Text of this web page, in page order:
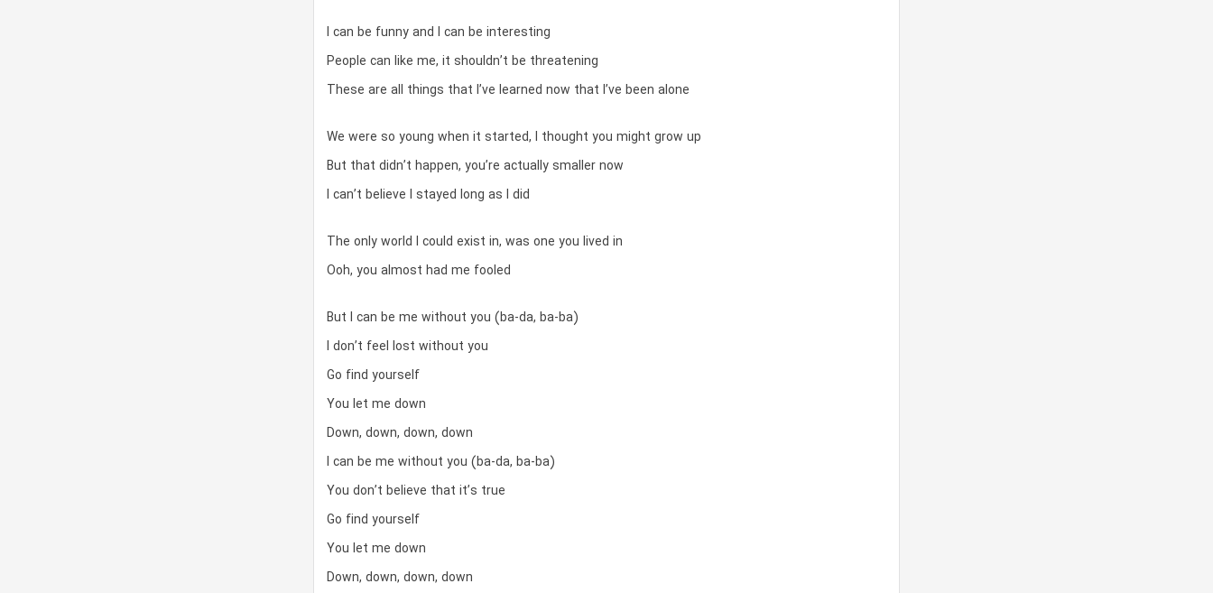
I can be funny and I can be interesting
People can like me, it shouldn’t be threatening
These are all things that I’ve learned now that I’ve been alone
We were so young when it started, I thought you might grow up
But that didn’t happen, you’re actually smaller now
I can’t believe I stayed long as I did
The only world I could exist in, was one you lived in
Ooh, you almost had me fooled
But I can be me without you (ba-da, ba-ba)
I don’t feel lost without you
Go find yourself
You let me down
Down, down, down, down
I can be me without you (ba-da, ba-ba)
You don’t believe that it’s true
Go find yourself
You let me down
Down, down, down, down